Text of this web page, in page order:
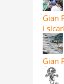
Gian
i
Gian